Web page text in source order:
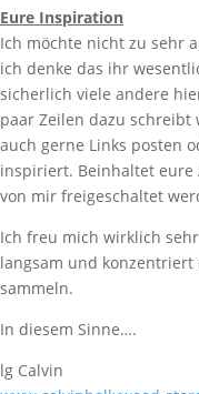
Eure Inspiration
Ich möchte nicht zu sehr
ich denke das ihr
sicherlich viele andere
paar Zeilen dazu
auch gerne Links posten
inspiriert. Beinhaltet eure
von mir freigeschaltet
Ich freu mich wirklich
langsam und konzentriert
sammeln.
In diesem Sinne….
lg Calvin